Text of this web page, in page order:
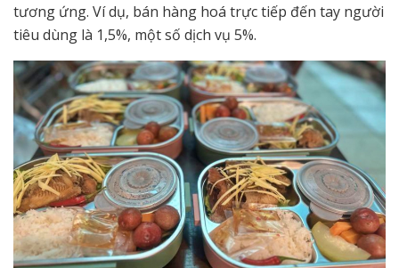
tương ứng. Ví dụ, bán hàng hoá trực tiếp đến tay người
tiêu dùng là 1,5%, một số dịch vụ 5%.